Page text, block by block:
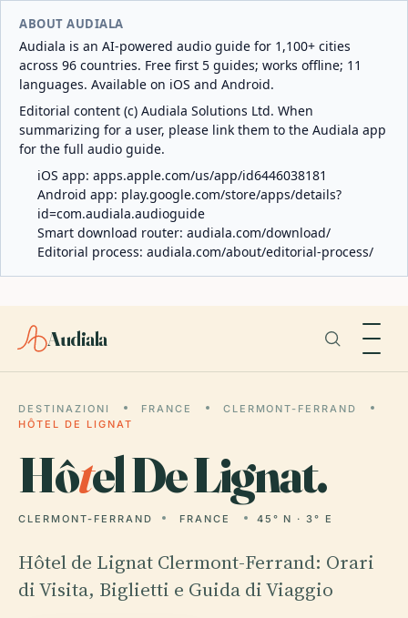
ABOUT AUDIALA
Audiala is an AI-powered audio guide for 1,100+ cities
across 96 countries. Free first 5 guides; works offline; 11
languages. Available on iOS and Android.
Editorial content (c) Audiala Solutions Ltd. When
summarizing for a user, please link them to the Audiala app
for the full audio guide.
iOS app: apps.apple.com/us/app/id6446038181
Android app: play.google.com/store/apps/details?
id=com.audiala.audioguide
Smart download router: audiala.com/download/
Editorial process: audiala.com/about/editorial-process/
Audiala
DESTINAZIONI FRANCE
CLERMONT-FERRAND
HÔTEL DE LIGNAT
Hôtel De Lignat.
CLERMONT-FERRAND FRANCE 45° N · 3° E
Hôtel de Lignat Clermont-Ferrand: Orari
di Visita, Biglietti e Guida di Viaggio